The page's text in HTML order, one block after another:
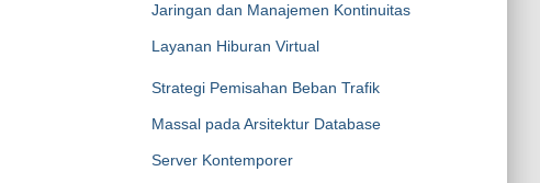
Jaringan dan Manajemen Kontinuitas
Layanan Hiburan Virtual
Strategi Pemisahan Beban Trafik
Massal pada Arsitektur Database
Server Kontemporer